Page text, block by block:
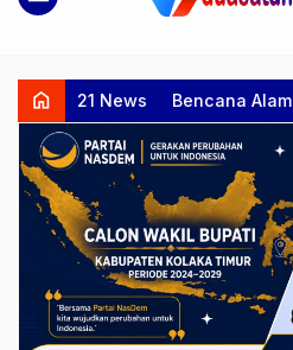
home 21 News Bencana Alam